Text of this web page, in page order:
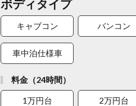
ボディタイプ
キャブコン バンコン
車中泊仕様車
料金（24時間）
1万円台 2万円台